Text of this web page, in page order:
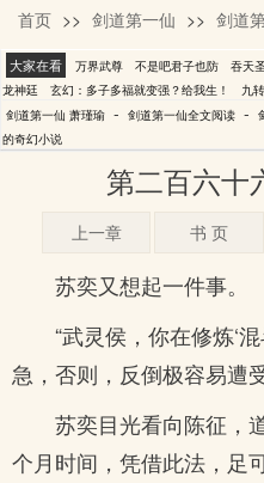
萧瑾瑜
首页 >> 剑道第一仙 >> 剑道
大家在看 万界武尊 不是吧君子也防 吞天
龙神廷
玄幻：多子多福就变强？给我生！
九
剑道第一仙 萧瑾瑜 - 剑道第一仙全文阅读 -
的奇幻小说
第二百六十
上一章 书 页
苏奕又想起一件事。
“武灵侯，你在修炼‘
急，否则，反倒极容易遭
苏奕目光看向陈征，
个月时间，凭借此法，足